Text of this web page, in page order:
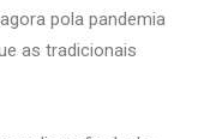
pola pandemia
as tradicionais